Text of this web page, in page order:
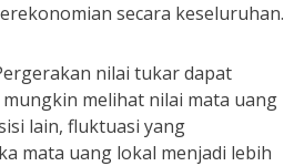
secara keseluruhan.
nilai tukar dapat
melihat nilai mata uang
lain, fluktuasi yang
mata uang lokal menjadi lebih